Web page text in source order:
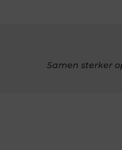
Samen sterker